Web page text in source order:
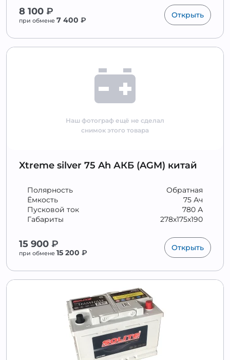
8 100 ₽
при обмене 7 400 ₽
Открыть
Наш фотограф ещё не сделал
снимок этого товара
Xtreme silver 75 Ah АКБ (AGM) китай
Обратная
Полярность
75 Ач
Ёмкость
780 А
Пусковой ток
278x175x190
Габариты
15 900 ₽
при обмене 15 200 ₽
Открыть